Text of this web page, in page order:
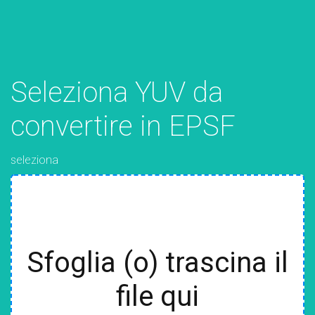
Seleziona YUV da
convertire in EPSF
seleziona
Sfoglia (o) trascina il
file qui